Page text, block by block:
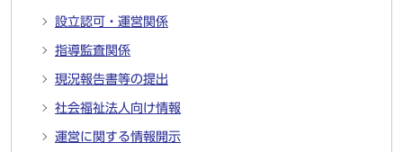
設立認可・運営関係
指導監査関係
現況報告書等の提出
社会福祉法人向け情報
運営に関する情報開示